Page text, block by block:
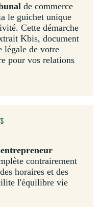
de commerce
le guichet unique
Cette démarche
Kbis, document
légale de votre
pour vos relations
contrairement
horaires et des
l'équilibre vie